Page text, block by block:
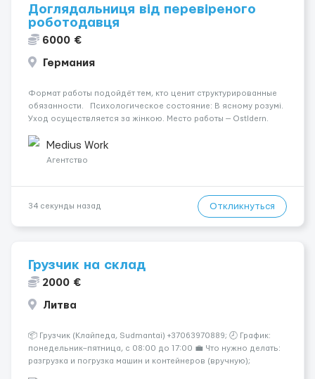
Доглядальниця від перевіреного
роботодавця
6000 €
Германия
Формат работы подойдёт тем, кто ценит структурированные
обязанности. Психологическое состояние: В ясному розумі.
Уход осуществляется за жінкою. Место работы — Ostldern.
палиця). Ночной уход: Спить не прокидаючись. Оплата
состав...
Medius Work
Агентство
34 секунды назад Откликнуться
Грузчик на склад
2000 €
Литва
📦 Грузчик (Клайпеда, Sudmantai) +37063970889; 🕗 График:
понедельник–пятница, с 08:00 до 17:00 💼 Что нужно делать:
разгрузка и погрузка машин и контейнеров (вручную);